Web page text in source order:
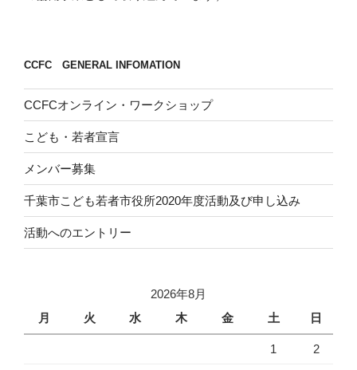
CCFC GENERAL INFOMATION
CCFCオンライン・ワークショップ
こども・若者宣言
メンバー募集
千葉市こども若者市役所2020年度活動及び申し込み
活動へのエントリー
2026年8月
月
火 水 木 金 土 日
1 2